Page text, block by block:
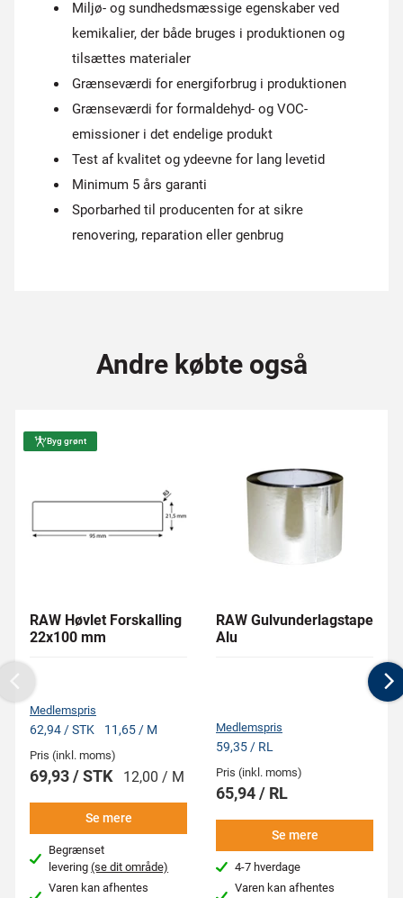
Miljø- og sundhedsmæssige egenskaber ved
kemikalier, der både bruges i produktionen og
tilsættes materialer
Grænseværdi for energiforbrug i produktionen
Grænseværdi for formaldehyd- og VOC-
emissioner i det endelige produkt
Test af kvalitet og ydeevne for lang levetid
Minimum 5 års garanti
Sporbarhed til producenten for at sikre
renovering, reparation eller genbrug
Andre købte også
Byg grønt
RAW Høvlet Forskalling
22x100 mm
Medlemspris
62,94 / STK 11,65 / M
Pris (inkl. moms)
69,93 / STK 12,00 / M
Se mere
Begrænset
levering(se dit område)
Varen kan afhentes
RAW Gulvunderlagstape
Alu
Medlemspris
59,35 / RL
Pris (inkl. moms)
65,94 / RL
Se mere
4-7 hverdage
Varen kan afhentes
Previous